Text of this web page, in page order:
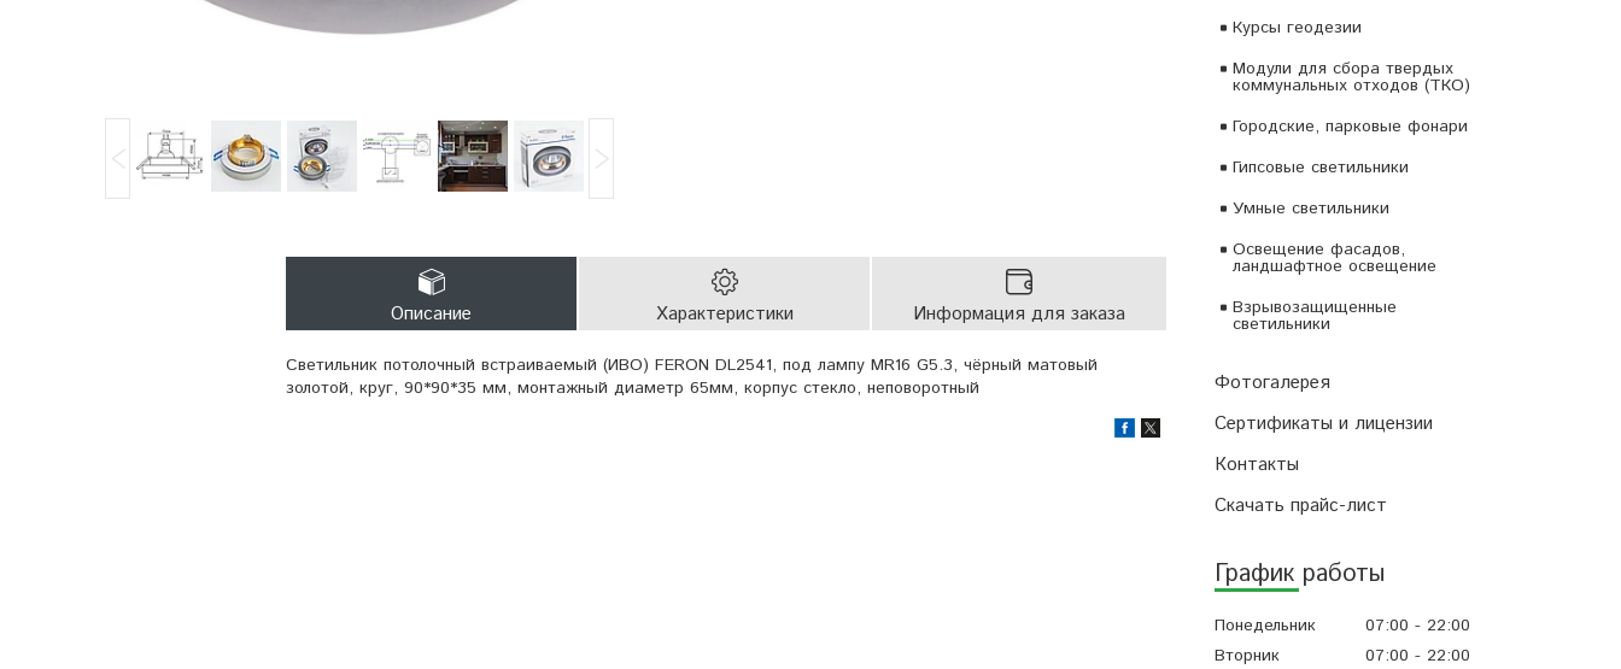
Курсы геодезии
Модули для сбора твердых
коммунальных отходов (ТКО)
Городские, парковые фонари
Гипсовые светильники
Умные светильники
Освещение фасадов,
ландшафтное освещение
Взрывозащищенные
светильники
Фотогалерея
Сертификаты и лицензии
Контакты
Скачать прайс-лист
График работы
Понедельник 07:00
22:00
Вторник
07:00
22:00
Описание Характеристики Информация для заказа
Светильник потолочный встраиваемый (ИВО) FERON DL2541, под лампу MR16 G5.3, чёрный матовый
золотой, круг, 90*90*35 мм, монтажный диаметр 65мм, корпус стекло, неповоротный